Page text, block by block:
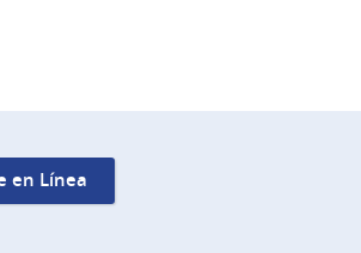
en Línea